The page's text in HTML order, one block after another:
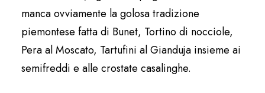
manca ovviamente la golosa tradizione
piemontese fatta di Bunet, Tortino di nocciole,
Pera al Moscato, Tartufini al Gianduja insieme ai
semifreddi e alle crostate casalinghe.